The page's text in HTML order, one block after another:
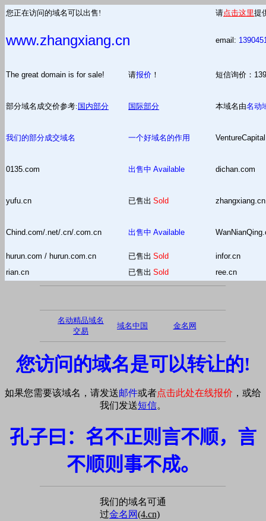
您正在访问的域名可以出售! 请点击这里提
www.zhangxiang.cn email:
The great domain is for sale! 请报价 ！ 短信询价：
部分域名成交价参考: 国内部分 国际部分 本域名由名动
我们的部分成交域名 一个好域名的作用
0135.com 出售中 Available dichan.com
yufu.cn 已售出 Sold zhangxiang.cn
Chind.com/.net/.cn/.com.cn 出售中 Available
hurun.com / hurun.com.cn 已售出 Sold
infor.cn
rian.cn
已售出 Sold ree.cn
名动精品域名
交易
域名中国 金名网
您访问的域名是可以转让的!
如果您需要该域名，请发送邮件或者点击此处在线报价 ，或给
我们发送短信。
孔子曰：名不正则言不顺，言
不顺则事不成。
我们的域名可通
过金名网(4.cn)